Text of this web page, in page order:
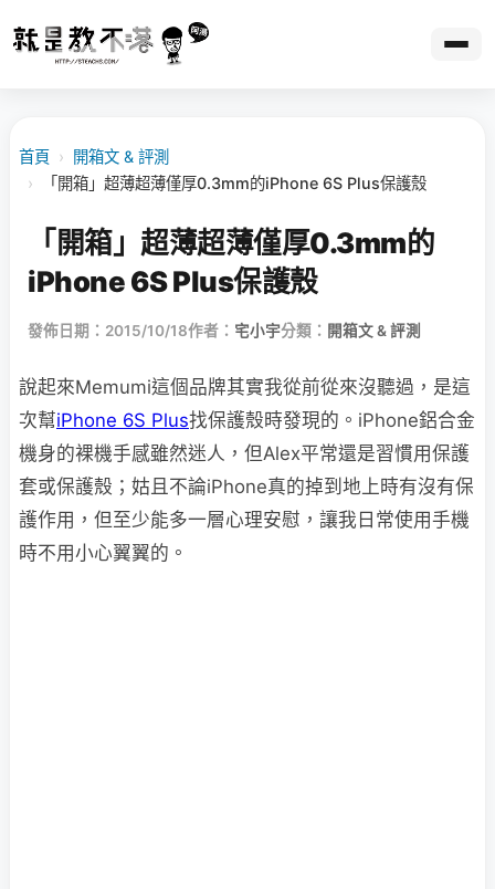
首頁 ›
開箱文 & 評測
›
「開箱」超薄超薄僅厚0.3mm的iPhone 6S Plus保護殼
「開箱」超薄超薄僅厚0.3mm的
iPhone 6S Plus保護殼
發佈日期：2015/10/18作者： 宅小宇分類： 開箱文 & 評測
說起來Memumi這個品牌其實我從前從來沒聽過，是這
次幫iPhone 6S Plus找保護殼時發現的。iPhone鋁合金
機身的裸機手感雖然迷人，但Alex平常還是習慣用保護
套或保護殼；姑且不論iPhone真的掉到地上時有沒有保
護作用，但至少能多一層心理安慰，讓我日常使用手機
時不用小心翼翼的。